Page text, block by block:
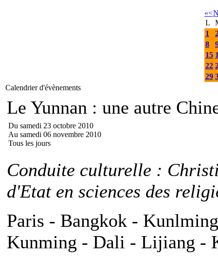
«<
L
1
8
15
22
29
Calendrier d'évènements
Le Yunnan : une autre
Du samedi 23 octobre 2010
Au samedi 06 novembre 2010
Tous les jours
Conduite culturelle :
d'Etat en sciences des
Paris - Bangkok -
Kunming - Dali - Lijiang -